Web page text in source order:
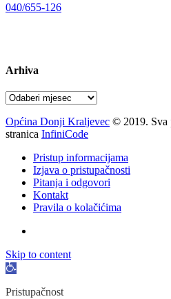
040/655-126
Arhiva
Arhiva
Općina Donji Kraljevec © 2019. Sva
stranica InfiniCode
Pristup informacijama
Izjava o pristupačnosti
Pitanja i odgovori
Kontakt
Pravila o kolačićima
Skip to content
Open
Pristupačnost